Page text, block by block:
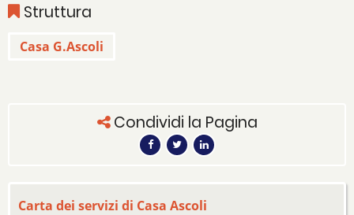
Struttura
Casa G.Ascoli
Condividi la Pagina
Carta dei servizi di Casa Ascoli